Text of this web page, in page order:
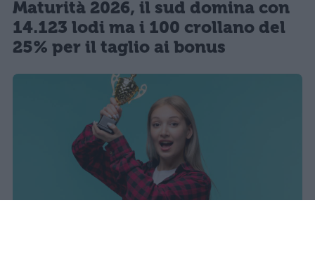
Maturità 2026, il sud domina con
14.123 lodi ma i 100 crollano del
25% per il taglio ai bonus